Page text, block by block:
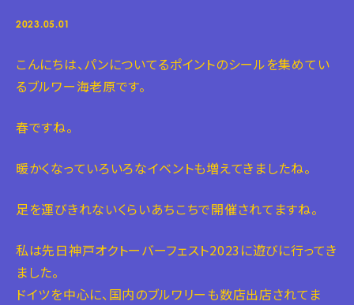
2023.05.01
こんにちは、パンについてるポイントのシールを集めてい
るブルワー海老原です。
春ですね。
暖かくなっていろいろなイベントも増えてきましたね。
足を運びきれないくらいあちこちで開催されてますね。
私は先日神戸オクトーバーフェスト2023に遊びに行ってき
ました。
ドイツを中心に、国内のブルワリーも数店出店されてま